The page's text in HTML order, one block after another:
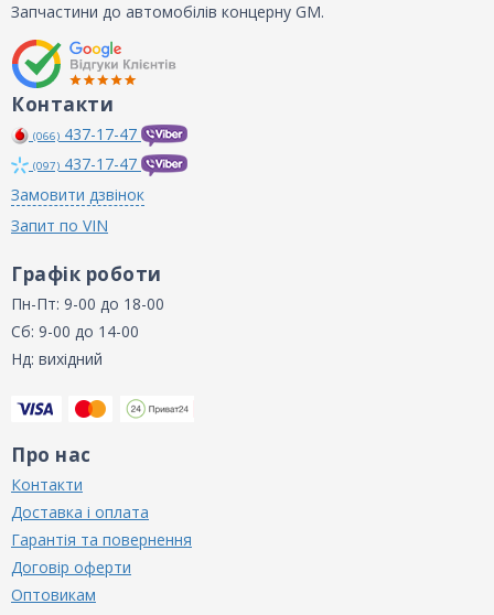
Запчастини до автомобілів концерну GM.
Контакти
(066) 437-17-47
(097) 437-17-47
Замовити дзвінок
Запит по VIN
Графік роботи
Пн-Пт: 9-00 до 18-00
Сб: 9-00 до 14-00
Нд: вихідний
Про нас
Контакти
Доставка і оплата
Гарантія та повернення
Договір оферти
Оптовикам